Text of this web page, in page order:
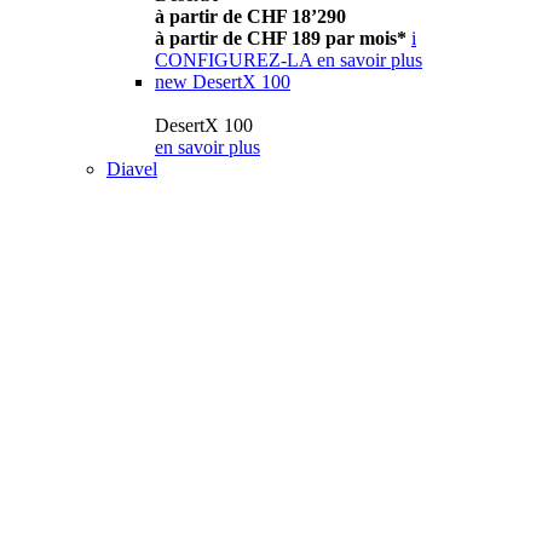
à partir de CHF 18’290
à partir de CHF 189 par mois* i
CONFIGUREZ-LA en savoir plus
new DesertX 100
DesertX 100
en savoir plus
Diavel